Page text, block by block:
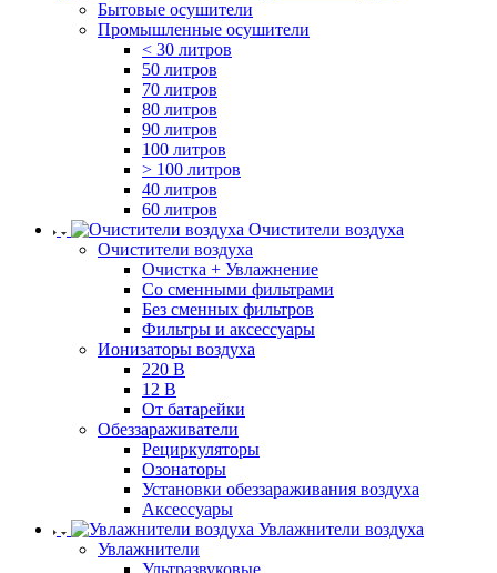
Бытовые осушители
Промышленные осушители
< 30 литров
50 литров
70 литров
80 литров
90 литров
100 литров
> 100 литров
40 литров
60 литров
Очистители воздуха
Очистители воздуха
Очистка + Увлажнение
Cо сменными фильтрами
Без сменных фильтров
Фильтры и аксессуары
Ионизаторы воздуха
220 В
12 В
От батарейки
Обеззараживатели
Рециркуляторы
Озонаторы
Установки обеззараживания воздуха
Аксессуары
Увлажнители воздуха
Увлажнители
Ультразвуковые